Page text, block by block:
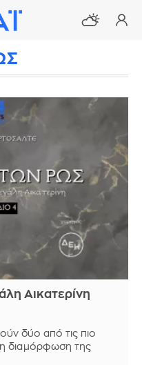
Αικατερίνη
δύο από τις πιο
διαμόρφωση της